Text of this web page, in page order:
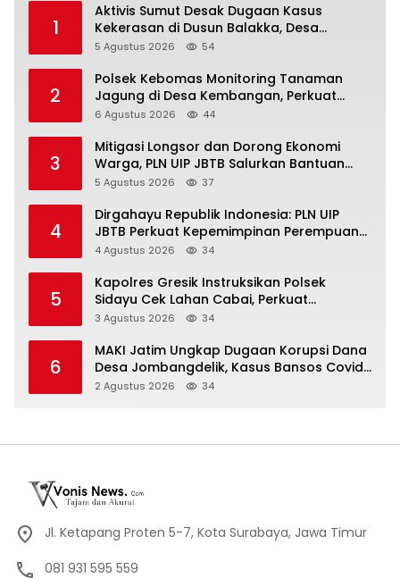
1
Aktivis Sumut Desak Dugaan Kasus
Kekerasan di Dusun Balakka, Desa
Gunung Malintang Diusut Tuntas
5 Agustus 2026 54
2
Polsek Kebomas Monitoring Tanaman
Jagung di Desa Kembangan, Perkuat
Dukungan Ketahanan Pangan Nasional
6 Agustus 2026 44
3
Mitigasi Longsor dan Dorong Ekonomi
Warga, PLN UIP JBTB Salurkan Bantuan
Konservasi 4.000 Pohon Aren Genjah Asal
5 Agustus 2026 37
4
Dirgahayu Republik Indonesia: PLN UIP
JBTB Perkuat Kepemimpinan Perempuan
melalui Srikandi Movement 2026
4 Agustus 2026 34
5
Kapolres Gresik Instruksikan Polsek
Sidayu Cek Lahan Cabai, Perkuat
Ketahanan Pangan dan Stabilitas Harga
3 Agustus 2026 34
6
MAKI Jatim Ungkap Dugaan Korupsi Dana
Desa Jombangdelik, Kasus Bansos Covid-
19 dan Pengadaan Mebelair Segera
2 Agustus 2026 34
Jl. Ketapang Proten 5-7, Kota Surabaya, Jawa Timur
081 931 595 559